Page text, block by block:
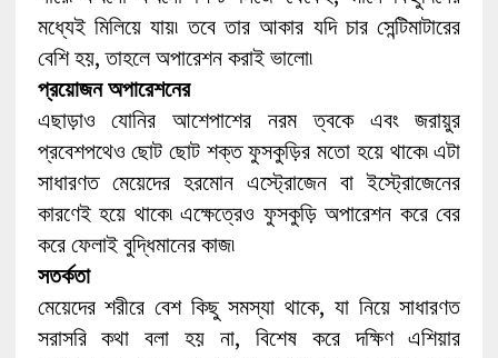
মধ্যেই মিলিয়ে যায়৷ তবে তার আকার যদি চার সেন্টিমাটারের
বেশি হয়, তাহলে অপারেশন করাই ভালো৷
প্রয়োজন অপারেশনের
এছাড়াও যোনির আশেপাশের নরম ত্বকে এবং জরায়ুর
প্রবেশপথেও ছোট ছোট শক্ত ফুসকুড়ির মতো হয়ে থাকে৷ এটা
সাধারণত মেয়েদের হরমোন এস্ট্রোজেন বা ইস্ট্রোজেনের
কারণেই হয়ে থাকে৷ এক্ষেত্রেও ফুসকুড়ি অপারেশন করে বের
করে ফেলাই বুদ্ধিমানের কাজ৷
সতর্কতা
মেয়েদের শরীরে বেশ কিছু সমস্যা থাকে, যা নিয়ে সাধারণত
সরাসরি কথা বলা হয় না, বিশেষ করে দক্ষিণ এশিয়ার